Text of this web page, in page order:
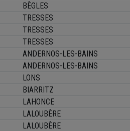
BÈGLES
TRESSES
TRESSES
TRESSES
ANDERNOS-LES-BAINS
ANDERNOS-LES-BAINS
LONS
BIARRITZ
LAHONCE
LALOUBÈRE
LALOUBÈRE